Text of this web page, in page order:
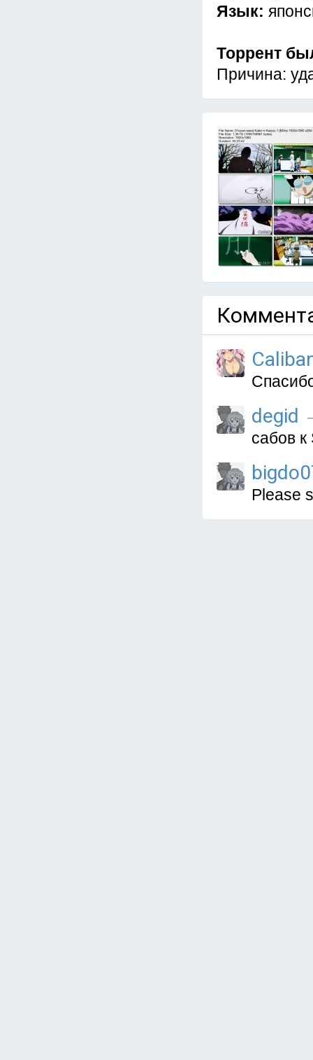
Язык:
Торрент
Причина:
degid
сабов к
Please